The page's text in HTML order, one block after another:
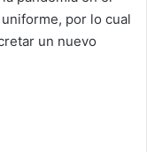
por lo cual
un nuevo